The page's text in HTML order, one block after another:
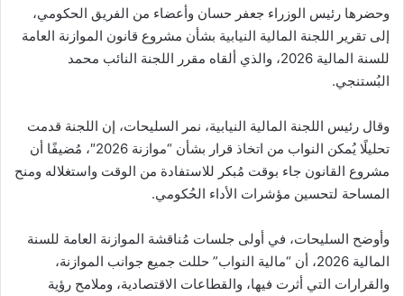
وحضرها رئيس الوزراء جعفر حسان وأعضاء من الفريق الحكومي،
إلى تقرير اللجنة المالية النيابية بشأن مشروع قانون الموازنة العامة
للسنة المالية 2026، والذي ألقاه مقرر اللجنة النائب محمد
البُستنجي.
وقال رئيس اللجنة المالية النيابية، نمر السليحات، إن اللجنة قدمت
تحليلًا يُمكن النواب من اتخاذ قرار بشأن “موازنة 2026″، مُضيفًا أن
مشروع القانون جاء بوقت مُبكر للاستفادة من الوقت واستغلاله ومنح
المساحة لتحسين مؤشرات الأداء الحُكومي.
وأوضح السليحات، في أولى جلسات مُناقشة الموازنة العامة للسنة
المالية 2026، أن “مالية النواب” حللت جميع جوانب الموازنة،
والقرارات التي أثرت فيها، والقطاعات الاقتصادية، وملامح رؤية